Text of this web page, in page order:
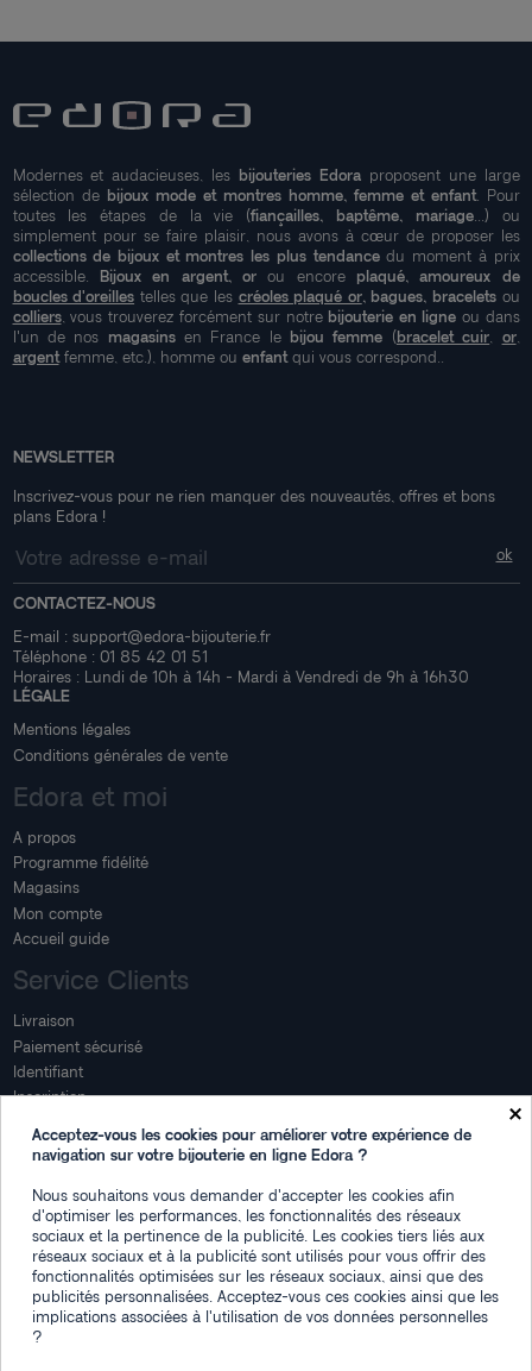
Modernes et audacieuses, les bijouteries Edoraproposent une large
sélection de bijoux mode et montres homme, femme et enfant. Pour
toutes les étapes de la vie (fiançailles, baptême, mariage...) ou
simplement pour se faire plaisir, nous avons à cœur de proposer les
collections de bijoux et montres les plus tendancedu moment à prix
accessible. Bijoux en argent, orou encore plaqué, amoureux de
boucles d'oreilles telles que les créoles plaqué or, bagues, braceletsou
colliers, vous trouverez forcément sur notre bijouterie en ligne ou dans
l'un de nos magasinsen France le bijou femme (bracelet cuir or,
argentfemme, etc.), homme ou enfantqui vous correspond..
NEWSLETTER
Inscrivez-vous pour ne rien manquer des nouveautés, offres et bons
plans Edora !
CONTACTEZ-NOUS
E-mail : support@edora-bijouterie.fr
Téléphone : 01 85 42 01 51
Horaires : Lundi de 10h à 14h - Mardi à Vendredi de 9h à 16h30
LÉGALE
Mentions légales
Conditions générales de vente
Edora et moi
A propos
Programme fidélité
Magasins
Mon compte
Accueil guide
Service Clients
Livraison
Paiement sécurisé
Identifiant
Inscription
Mon espace
Suivi de commande
Connexion
Créez votre compte
Des questions
Contactez-nous
×
Acceptez-vous les cookies pour améliorer votre expérience de
navigation sur votre bijouterie en ligne Edora ?
Nous souhaitons vous demander d'accepter les cookies afin
d'optimiser les performances, les fonctionnalités des réseaux
sociaux et la pertinence de la publicité. Les cookies tiers liés aux
réseaux sociaux et à la publicité sont utilisés pour vous offrir des
fonctionnalités optimisées sur les réseaux sociaux, ainsi que des
publicités personnalisées. Acceptez-vous ces cookies ainsi que les
implications associées à l'utilisation de vos données personnelles
?